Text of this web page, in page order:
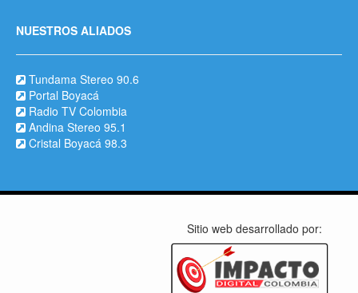
NUESTROS ALIADOS
Tundama Stereo 90.6
Portal Boyacá
Radio TV Colombia
Andina Stereo 95.1
Cristal Boyacá 98.3
Sitio web desarrollado por: